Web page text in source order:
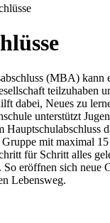
(MBA) kann
teilzuhaben
dabei, Neues zu
unterstützt
Hauptschulabschluss
mit maximal
für Schritt alles
eröffnen sich neue
Lebensweg.